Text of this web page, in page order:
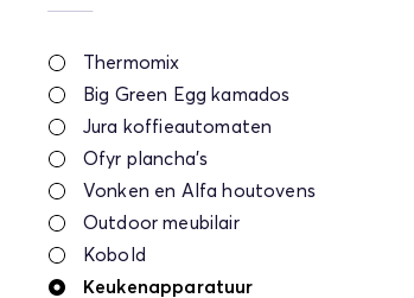
Thermomix
Big Green Egg kamados
Jura koffieautomaten
Ofyr plancha's
Vonken en Alfa houtovens
Outdoor meubilair
Kobold
Keukenapparatuur